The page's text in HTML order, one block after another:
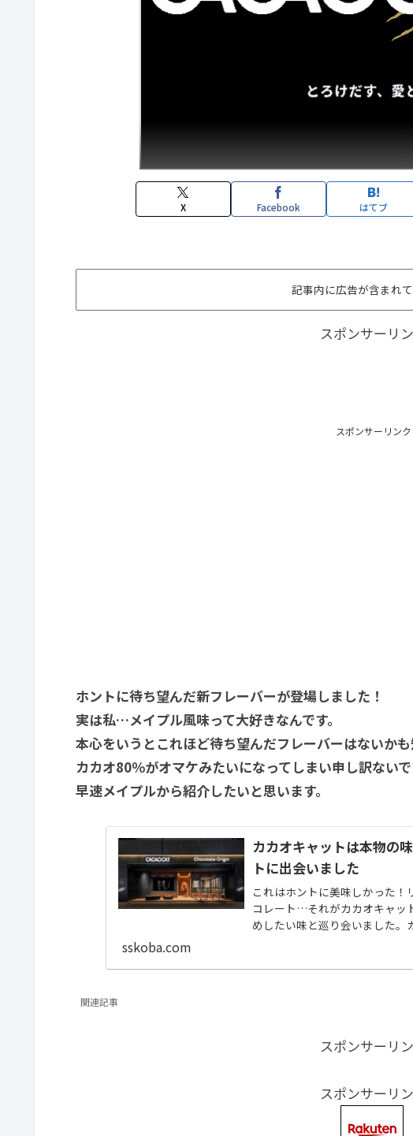
X Facebook はてブ
記事内に広告が含まれて
スポンサーリ
スポンサーリンク
ホントに待ち望んだ新フレーバーが登場しました！
実は私…メイプル風味って大好きなんです。
本心をいうとこれほど待ち望んだフレーバーはないかも
カカオ80％がオマケみたいになってしまい申し訳ないで
早速メイプルから紹介したいと思います。
カカオキャットは本物の
トに出会いました
これはホントに美味しかった！
コレート…それがカカオキャッ
めしたい味と巡り会いました。
sskoba.com
関連記事
スポンサーリ
スポンサーリ